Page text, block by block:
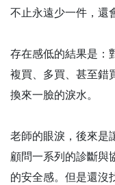
不止永遠少一件，還
存在感低的結果是：
複買、多買、甚至錯
換來一臉的淚水。
老師的眼淚，後來是
顧問一系列的診斷與
的安全感。但是還沒